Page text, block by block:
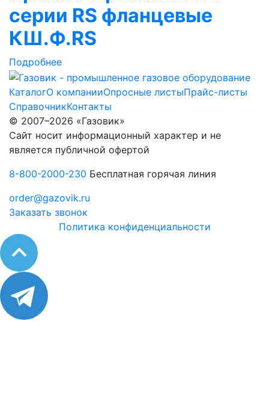
серии RS фланцевые
КШ.Ф.RS
Подробнее
КаталогО компанииОпросные листыПрайс-листы
СправочникКонтакты
© 2007–2026 «Газовик»
Сайт носит информационный характер и не
является публичной офертой
8-800-2000-230 Бесплатная горячая линия
order@gazovik.ru
Заказать звонок
Политика конфиденциальности